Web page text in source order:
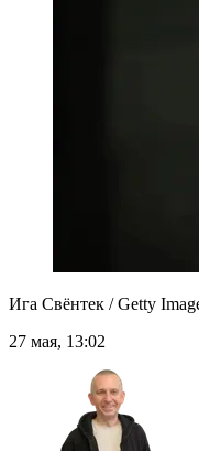
Ига Свёнтек / Getty
27 мая, 13:02